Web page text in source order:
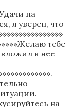
на
я уверен, что
тебе
в нее
на